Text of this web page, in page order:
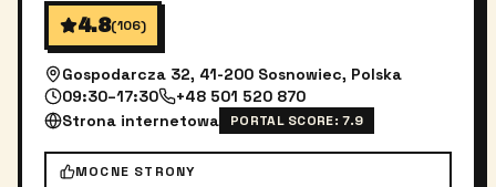
4.8(106)
Gospodarcza 32, 41-200 Sosnowiec, Polska
09:30–17:30
+48 501 520 870
Strona internetowa
PORTAL SCORE:7.9
MOCNE STRONY